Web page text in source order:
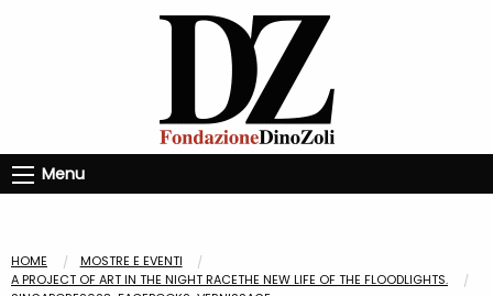
Menu
HOME
MOSTRE E EVENTI
A PROJECT OF ART IN THE NIGHT RACETHE NEW LIFE OF THE FLOODLIGHTS.